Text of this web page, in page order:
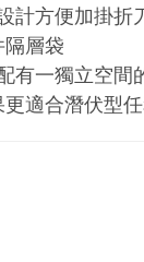
計方便加掛折
層袋
有一獨立空間
適合潛伏型